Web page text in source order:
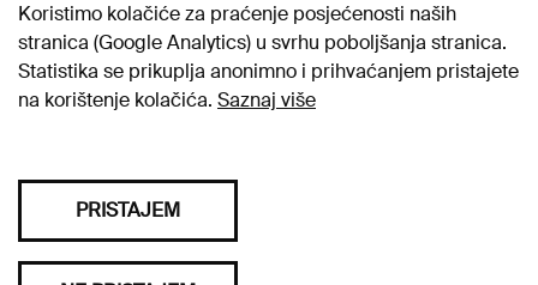
Koristimo kolačiće za praćenje posjećenosti naših
stranica (Google Analytics) u svrhu poboljšanja stranica.
Statistika se prikuplja anonimno i prihvaćanjem pristajete
na korištenje kolačića. Saznaj više
PRISTAJEM